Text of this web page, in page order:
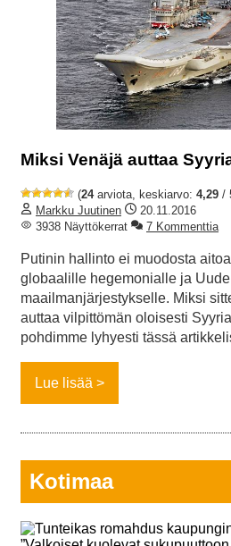
Miksi Venäjä auttaa
(24arviota, keskiarvo: 4,29 /
Markku Juutinen
20.11.2016
3938 Näyttökerrat
7 Kommenttia
Putinin hallinto ei muodosta
globaalille hegemonialle ja
maailmanjärjestykselle. Miksi
auttaa vilpittömän oloisesti
pohdimme lyhyesti tässä
Lue lisää
Kotimaa